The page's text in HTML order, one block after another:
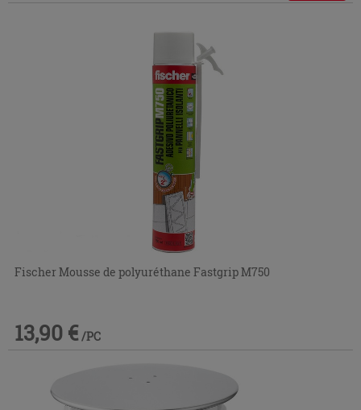
Fischer Mousse de polyuréthane Fastgrip M750
13,90 € /PC